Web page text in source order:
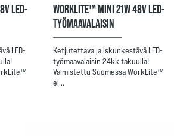
LED-
LED-
WORKLITE™ MINI 21W 48V LED-
TYÖMAAVALAISIN
Ketjutettava ja iskunkestävä LED-
työmaavalaisin 24kk takuulla!
Valmistettu Suomessa WorkLite™
ei…